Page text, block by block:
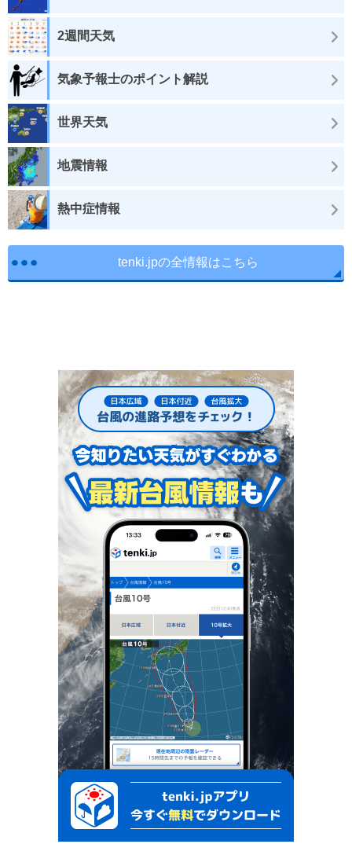
2週間天気
気象予報士のポイント解説
世界天気
地震情報
熱中症情報
tenki.jpの全情報はこちら